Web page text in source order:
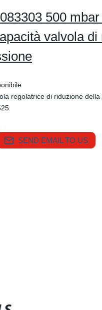
500
valvola di
regolatrice di riduzione della
SEND EMAIL TO US